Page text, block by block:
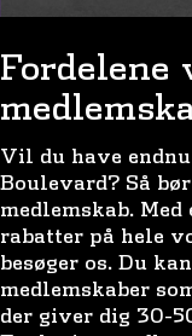
Fordelene
Vil du have endnu
Boulevard? Så
medlemskab.
rabatter på hele
besøger os. Du
medlemskaber
der giver dig 30-